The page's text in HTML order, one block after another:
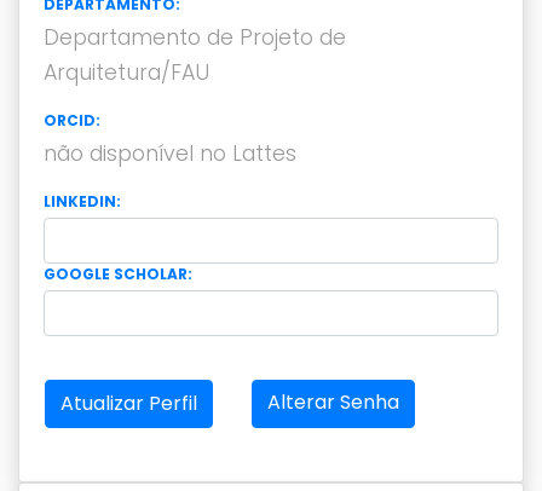
DEPARTAMENTO:
Departamento de Projeto de
Arquitetura/FAU
ORCID:
não disponível no Lattes
LINKEDIN:
GOOGLE SCHOLAR:
Atualizar Perfil Alterar Senha